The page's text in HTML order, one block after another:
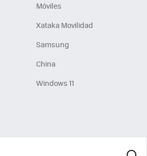
Móviles
Xataka Movilidad
Samsung
China
Windows 11